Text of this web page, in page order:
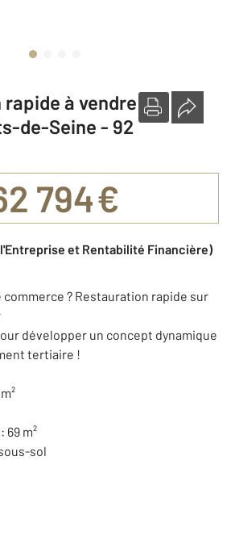
rapide à vendre
de-Seine - 92
794 €
et Rentabilité Financière)
commerce ? Restauration rapide sur
développer un concept dynamique
tertiaire !
69 m²
sol